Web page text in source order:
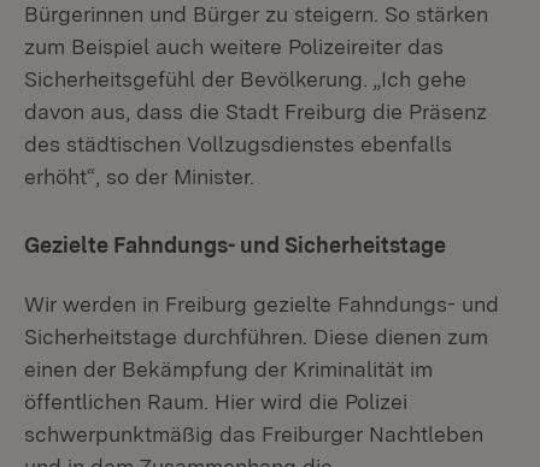
Bürgerinnen und Bürger zu steigern. So stärken
zum Beispiel auch weitere Polizeireiter das
Sicherheitsgefühl der Bevölkerung. „Ich gehe
davon aus, dass die Stadt Freiburg die Präsenz
des städtischen Vollzugsdienstes ebenfalls
erhöht“, so der Minister.
Gezielte Fahndungs- und Sicherheitstage
Wir werden in Freiburg gezielte Fahndungs- und
Sicherheitstage durchführen. Diese dienen zum
einen der Bekämpfung der Kriminalität im
öffentlichen Raum. Hier wird die Polizei
schwerpunktmäßig das Freiburger Nachtleben